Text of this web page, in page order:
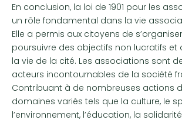
En conclusion, la loi de 1901 pour les
un rôle fondamental dans la vie
Elle a permis aux citoyens de
poursuivre des objectifs non lucratifs et
la vie de la cité. Les associations sont
acteurs incontournables de la société
Contribuant à de nombreuses actions
domaines variés tels que la culture, le
l’environnement, l’éducation, la